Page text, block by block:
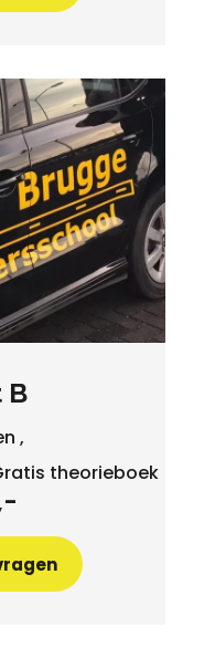
B
,
theorieboek